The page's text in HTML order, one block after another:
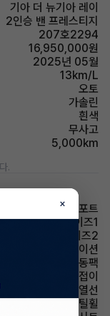
기아 더 뉴기아 레이
2인승 밴 프레스티지
207호2294
16,950,000원
2025년 05월
13km/L
오토
가솔린
흰색
무사고
5,000km
.
기본형-컴포트
드라이브와이즈1
드라이브와이즈2
내비게이션
버튼시동팩
사이드미러 전동접이
사이드미러 열선
휠타이어 스틸휠
×